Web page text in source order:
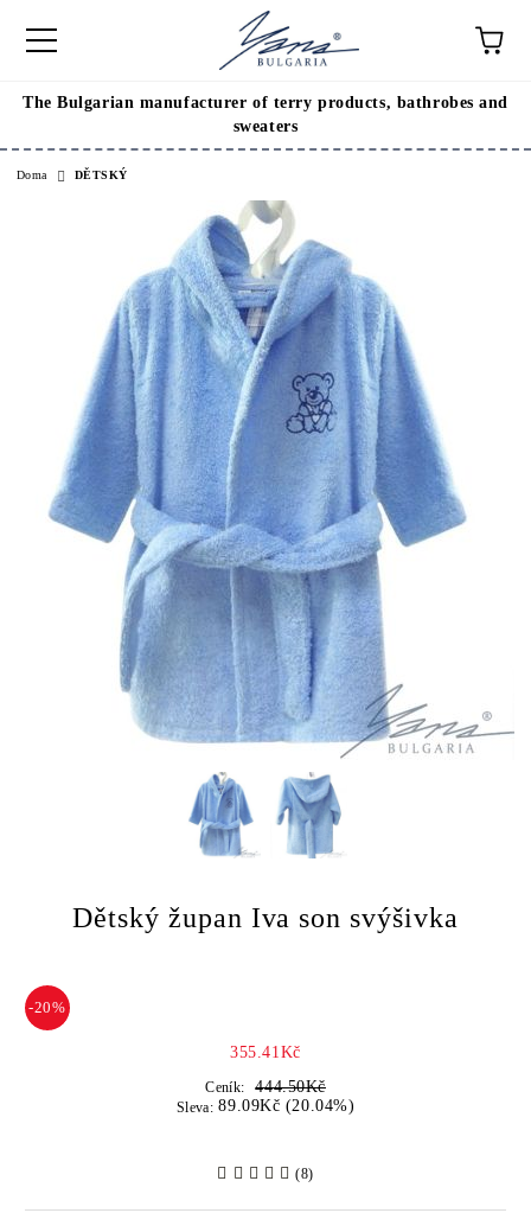
The Bulgarian manufacturer of terry products, bathrobes and
sweaters
Doma DĚTSKÝ
Dětský župan Iva son svýšivka
-20%
355.41Kč
Ceník: 444.50Kč
Sleva: 89.09Kč (20.04%)
(8)